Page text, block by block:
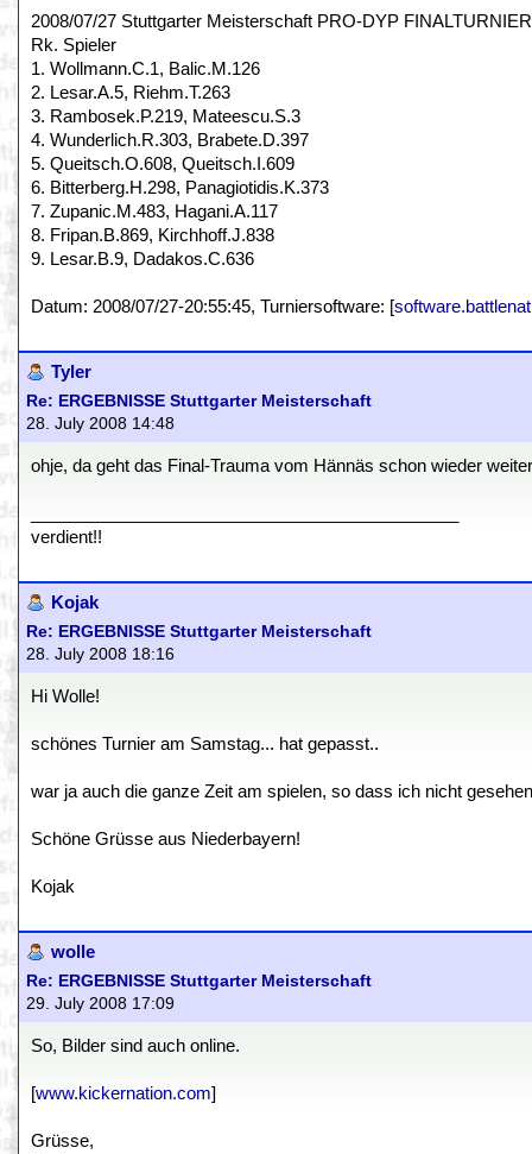
2008/07/27 Stuttgarter Meisterschaft PRO-DYP
Rk. Spieler
1. Wollmann.C.1, Balic.M.126
2. Lesar.A.5, Riehm.T.263
3. Rambosek.P.219, Mateescu.S.3
4. Wunderlich.R.303, Brabete.D.397
5. Queitsch.O.608, Queitsch.I.609
6. Bitterberg.H.298, Panagiotidis.K.373
7. Zupanic.M.483, Hagani.A.117
8. Fripan.B.869, Kirchhoff.J.838
9. Lesar.B.9, Dadakos.C.636
Datum: 2008/07/27-20:55:45, Turniersoftware: [
Tyler
Re: ERGEBNISSE Stuttgarter Meisterschaft
28. July 2008 14:48
ohje, da geht das Final-Trauma vom Hännäs schon wieder
verdient!!
Kojak
Re: ERGEBNISSE Stuttgarter Meisterschaft
28. July 2008 18:16
Hi Wolle!
schönes Turnier am Samstag... hat gepasst..
war ja auch die ganze Zeit am spielen, so dass ich nicht
Schöne Grüsse aus Niederbayern!
Kojak
wolle
Re: ERGEBNISSE Stuttgarter Meisterschaft
29. July 2008 17:09
So, Bilder sind auch online.
[www.kickernation.com]
Grüsse,